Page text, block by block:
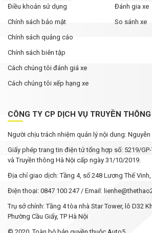
Điều khoản sử dụng
Chính sách bảo mật
Chính sách quảng cáo
Chính sách biên tập
Cách chúng tôi đánh giá xe
Cách chúng tôi xếp hạng xe
Đánh gia xe
So sánh xe
CÔNG TY CP DỊCH VỤ TRUYỀN
Người chịu trách nhiệm quản lý nội dung: Nguyễn
Giấy phép trang tin điện tử tổng hợp số: 5219/
và Truyền thông Hà Nội cấp ngày 31/10/2019.
Địa chỉ giao dịch: Tầng 4, số 248 Lương Thế
Điện thoại: 0847 100 247 / Email:
Trụ sở chính: Tầng 4 tòa nhà Star Tower, lô D32
Phường Cầu Giấy, TP Hà Nội